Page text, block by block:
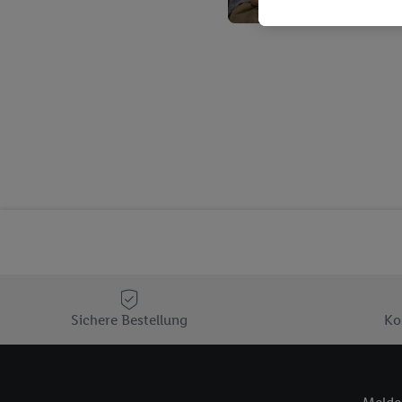
Sichere Bestellung
Kaufverhalten in den
genauen
Hierzu wird von uns
Adresse in
den Lidl-Diensten
Wenn das der Fall ist,
Kundenkonto-
Insbesondere können